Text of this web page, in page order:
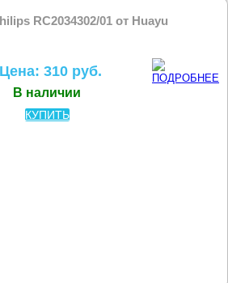
RC2034302/01 от Huayu
Цена: 310 руб.
В наличии
КУПИТЬ